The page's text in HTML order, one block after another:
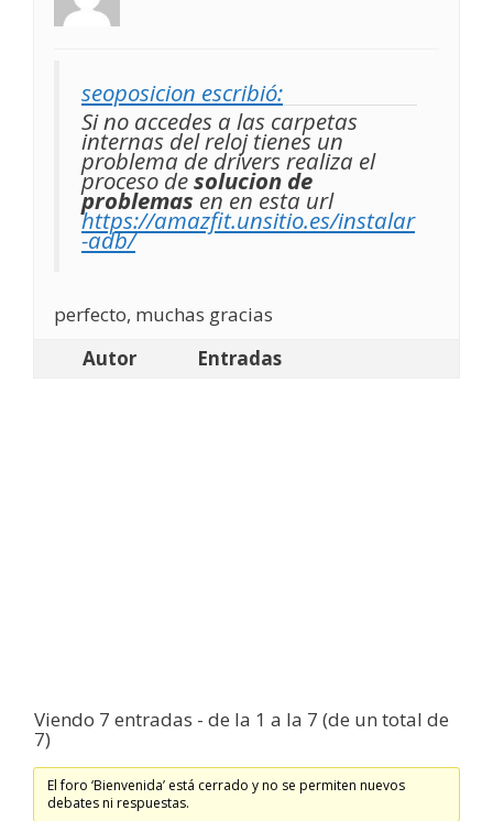
seoposicion escribió:
Si no accedes a las carpetas
internas del reloj tienes un
problema de drivers realiza el
proceso desolucion de
problemasen en esta url
https://amazfit.unsitio.es/instalar
-adb/
perfecto, muchas gracias
Autor
Entradas
Viendo 7 entradas - de la 1 a la 7 (de un total de
7)
El foro ‘Bienvenida’ está cerrado y no se permiten nuevos
debates ni respuestas.